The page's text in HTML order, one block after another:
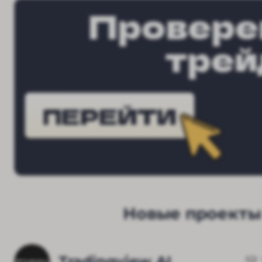
ПЕРЕЙТИ
Новые проекты